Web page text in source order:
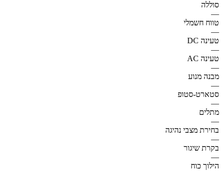
סוללה
—
טווח חשמלי
—
טעינה DC
—
טעינה AC
—
מבנה מנוע
—
סטארט-סטופ
—
מתלים
—
בחירת מצבי נהיגה
—
בקרת שיגור
—
הילוך כוח